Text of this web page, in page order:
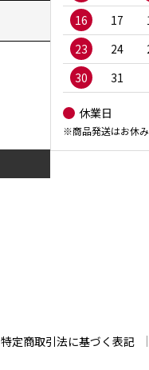
16
17
23
24
30
31
休業日
※商品発送はお休
特定商取引法に基づく表記